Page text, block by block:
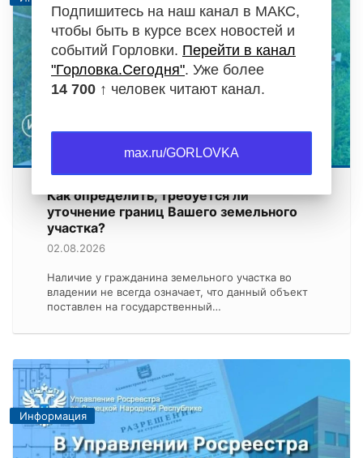
Как определить, требуется ли
уточнение границ Вашего земельного
участка?
02.08.2026
Наличие у гражданина земельного участка во
владении не всегда означает, что данный объект
поставлен на государственный…
Информация
Подпишитесь на наш канал в МАКС,
чтобы быть в курсе всех новостей и
событий Горловки. Перейти в канал
"Горловка.Сегодня". Уже более
14 700 ↑ человек читают канал.
max.ru/GORLOVKA